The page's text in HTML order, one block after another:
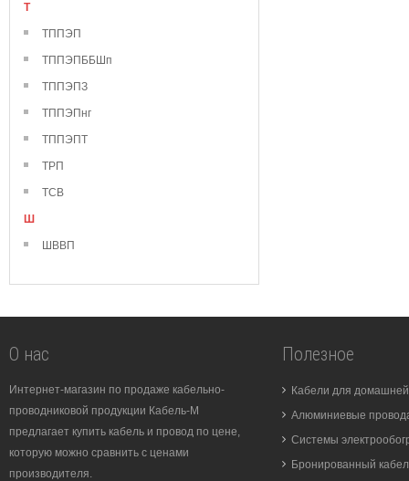
Т
ТППЭП
ТППЭПББШп
ТППЭПЗ
ТППЭПнг
ТППЭПТ
ТРП
ТСВ
Ш
ШВВП
О нас
Интернет-магазин по продаже кабельно-
проводниковой продукции Кабель-М
предлагает купить кабель и провод по цене,
которую можно сравнить с ценами
производителя.
Полезное
Кабели для
Алюминиевые
Системы
Бронированный